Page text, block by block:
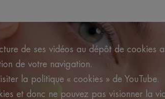
de ses vidéos au dépôt de cookies
de votre navigation.
la politique « cookies » de YouTube.
et donc ne pouvez pas visionner la